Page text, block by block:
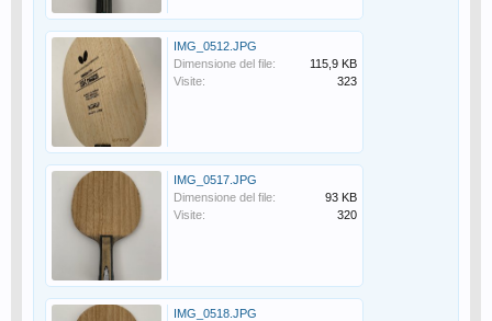
IMG_0512.JPG
Dimensione del file:
115,9 KB
Visite:
323
IMG_0517.JPG
Dimensione del file:
93 KB
Visite:
320
IMG_0518.JPG